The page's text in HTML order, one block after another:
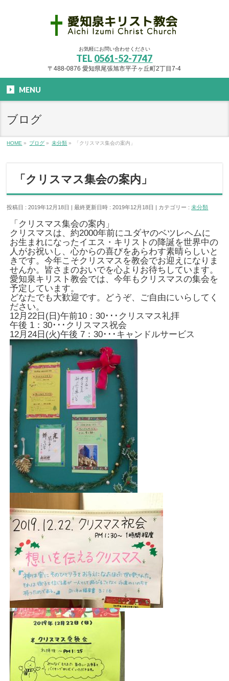
お気軽にお問い合わせください
TEL 0561-52-7747
〒488-0876 愛知県尾張旭市平子ヶ丘町2丁目7-4
MENU
ブログ
HOME » ブログ » 未分類 » 「クリスマス集会の案内」
「クリスマス集会の案内」
投稿日 : 2019年12月18日 最終更新日時 : 2019年12月18日 カテゴリー :未分類
「クリスマス集会の案内」
クリスマスは、約2000年前にユダヤのベツレヘムに
お生まれになったイエス・キリストの降誕を世界中の
人がお祝いし、心からの喜びをあらわす素晴らしいと
きです。今年こそクリスマスを教会でお迎えになりま
せんか。皆さまのおいでを心よりお待ちしています。
愛知泉キリスト教会では、今年もクリスマスの集会を
予定しています。
どなたでも大歓迎です。どうぞ、ご自由にいらしてく
ださい。
12月22日(日)午前10：30･･･クリスマス礼拝
午後 1：30･･･クリスマス祝会
12月24日(火)午後 7：30･･･キャンドルサービス